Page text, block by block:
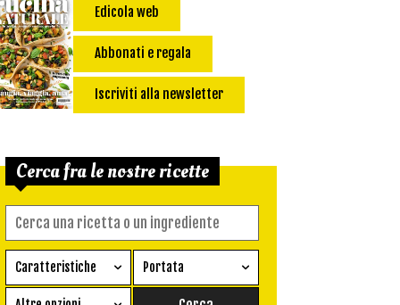
Edicola web
Abbonati e regala
Iscriviti alla newsletter
Cerca fra le nostre ricette
Caratteristiche
Ricetta vegetariana
Portata
Antipasto